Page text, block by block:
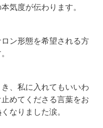
気度が伝わります。
ン形態を希望される方
、私に入れてもいいわ
めてくださる言葉をお
なりました涙。